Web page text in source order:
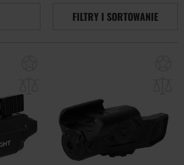
FILTRY I SORTOWANIE